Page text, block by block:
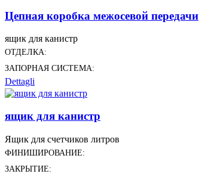
Цепная коробка межосевой передачи
ящик для канистр
ОТДЕЛКА:
ЗАПОРНАЯ СИСТЕМА:
Dettagli
ящик для канистр
Ящик для счетчиков литров
ФИНИШИРОВАНИЕ:
ЗАКРЫТИЕ: